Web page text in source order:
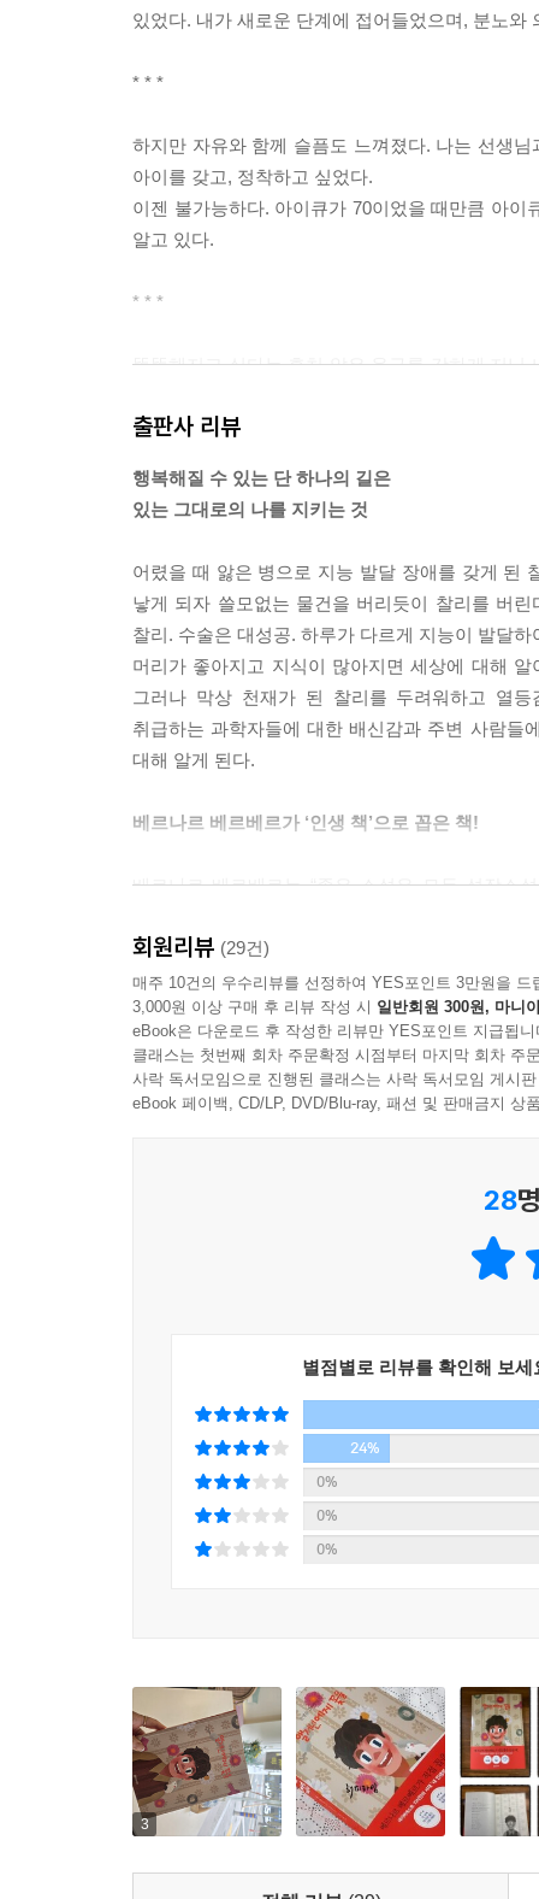
있었다. 내가 새로운 단계에 접어들었으며, 분노
* * *
하지만 자유와 함께 슬픔도 느껴졌다. 나는 선생
아이를 갖고, 정착하고 싶었다.
이젠 불가능하다. 아이큐가 70이었을 때만큼 아
알고 있다.
* * *
똑똑해지고 싶다는 흔치 않은 욕구를 강하게 지닌
기 위해 뭔가를 할 수 있기를 간절히 바랐다. 누구
노력도 그만두었다. 그렇지만 정작 나는 엄마에
없었던 것 같다.
든 그렇게 하지 못하겠다. 첫날 이후로 그는 항상
했는데, 나는 그런 것들을 접할 기회가 드물었던 것
과리노 박사는 그때 나를 한 인간으로 대했던 것이
배은망덕하게 들릴지 모르지만, 이곳에서 내가 화
를 만들었다고 계속해서 언급하거나 언젠가 앞으
니머 교수가 나를 창조하지 않았다는 사실을 과연
출판사 리뷰
행복해질 수 있는 단 하나의 길은
있는 그대로의 나를 지키는 것
어렸을 때 앓은 병으로 지능 발달 장애를 갖게 된
낳게 되자 쓸모없는 물건을 버리듯이 찰리를 버
찰리. 수술은 대성공. 하루가 다르게 지능이 발달
머리가 좋아지고 지식이 많아지면 세상에 대해
그러나 막상 천재가 된 찰리를 두려워하고 열
취급하는 과학자들에 대한 배신감과 주변 사람들
대해 알게 된다.
베르나르 베르베르가 ‘인생 책’으로 꼽은 책!
베르나르 베르베르는 “좋은 소설은 모두 성장소
된다. 이런 의미에서 ‘앨저넌에게 꽃을’은 아주
깊은 애정을 드러냈다.
깨닫는다는 행위는 사실 인간에게 있어 가장 창조
불면의 밤을 지새우고 공허한 눈빛으로 밤거리를
마침내 이 소설이 대니얼 키스가 인류의 행복을
이 책은 출간 후 휴고상과 네뷸러상 등 여러 상
토모히사가 찰리로 열연하였다. 전 세계적으로
황금부엉이에서 정식으로 독점 라이선스 계약을
회원리뷰 (29건)
매주 10건의 우수리뷰를 선정하여 YES포인트 3만원을 드
3,000원 이상 구매 후 리뷰 작성 시 일반회원 300원, 마니
eBook은 다운로드 후 작성한 리뷰만 YES포인트 지급됩니
클래스는 첫번째 회차 주문확정 시점부터 마지막 회차 주
사락 독서모임으로 진행된 클래스는 사락 독서모임 게시
eBook 페이백, CD/LP, DVD/Blu-ray, 패션 및 판매금지 상
28
별점별로 리뷰를 확인해 보세
24%
0%
0%
0%
3